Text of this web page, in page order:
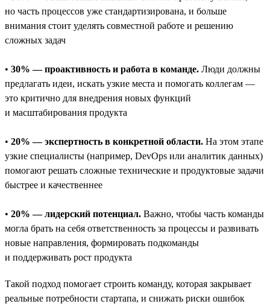
но часть процессов уже стандартизирована, и больше
внимания стоит уделять совместной работе и решению
сложных задач
• 30% — проактивность и работа в команде. Люди должны
предлагать идеи, искать узкие места и помогать коллегам —
это критично для внедрения новых функций
и масштабирования продукта
• 20% — экспертность в конкретной области. На этом этапе
узкие специалисты (например, DevOps или аналитик данных)
помогают решать сложные технические и продуктовые задачи
быстрее и качественнее
• 20% — лидерский потенциал. Важно, чтобы часть команды
могла брать на себя ответственность за процессы и развивать
новые направления, формировать подкоманды
и поддерживать рост продукта
Такой подход помогает строить команду, которая закрывает
реальные потребности стартапа, и снижать риски ошибок